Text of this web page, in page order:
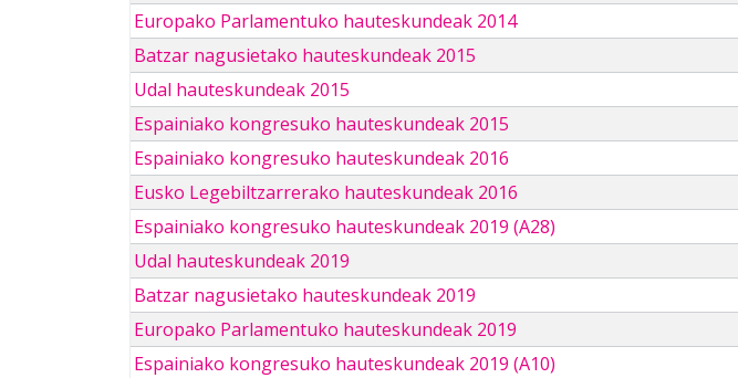
Europako Parlamentuko hauteskundeak 2014
Batzar nagusietako hauteskundeak 2015
Udal hauteskundeak 2015
Espainiako kongresuko hauteskundeak 2015
Espainiako kongresuko hauteskundeak 2016
Eusko Legebiltzarrerako hauteskundeak 2016
Espainiako kongresuko hauteskundeak 2019 (A28)
Udal hauteskundeak 2019
Batzar nagusietako hauteskundeak 2019
Europako Parlamentuko hauteskundeak 2019
Espainiako kongresuko hauteskundeak 2019 (A10)